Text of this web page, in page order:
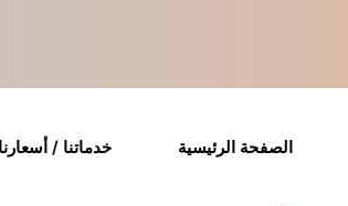
الصفحة الرئيسية خدماتنا / أسعارنا